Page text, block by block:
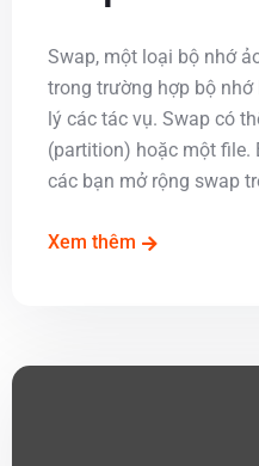
Swap, một loại bộ nhớ
trong trường hợp bộ
lý các tác vụ. Swap có
(partition) hoặc một file.
các bạn mở rộng swap
Xem thêm